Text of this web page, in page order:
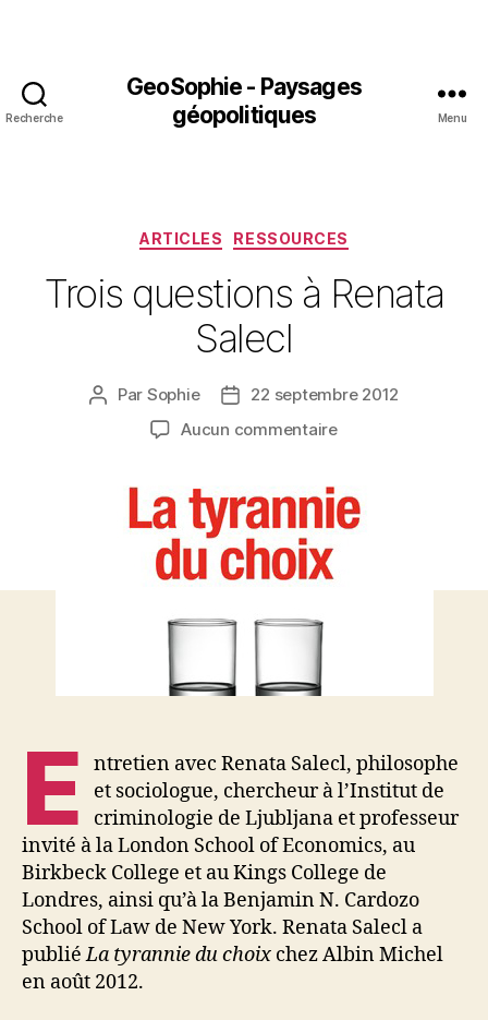
Recherche
GeoSophie - Paysages
géopolitiques
Menu
Catégories
ARTICLES RESSOURCES
Trois questions à Renata
Salecl
Auteur
Par Sophie
Date22 septembre 2012
Aucun commentairesur
à
Renata
E
ntretien avec Renata Salecl, philosophe
et sociologue, chercheur à l’Institut de
criminologie de Ljubljana et professeur
invité à la London School of Economics, au
Birkbeck College et au Kings College de
Londres, ainsi qu’à la Benjamin N. Cardozo
School of Law de New York. Renata Salecl a
publiéLa tyrannie du choix chez Albin Michel
en août 2012.